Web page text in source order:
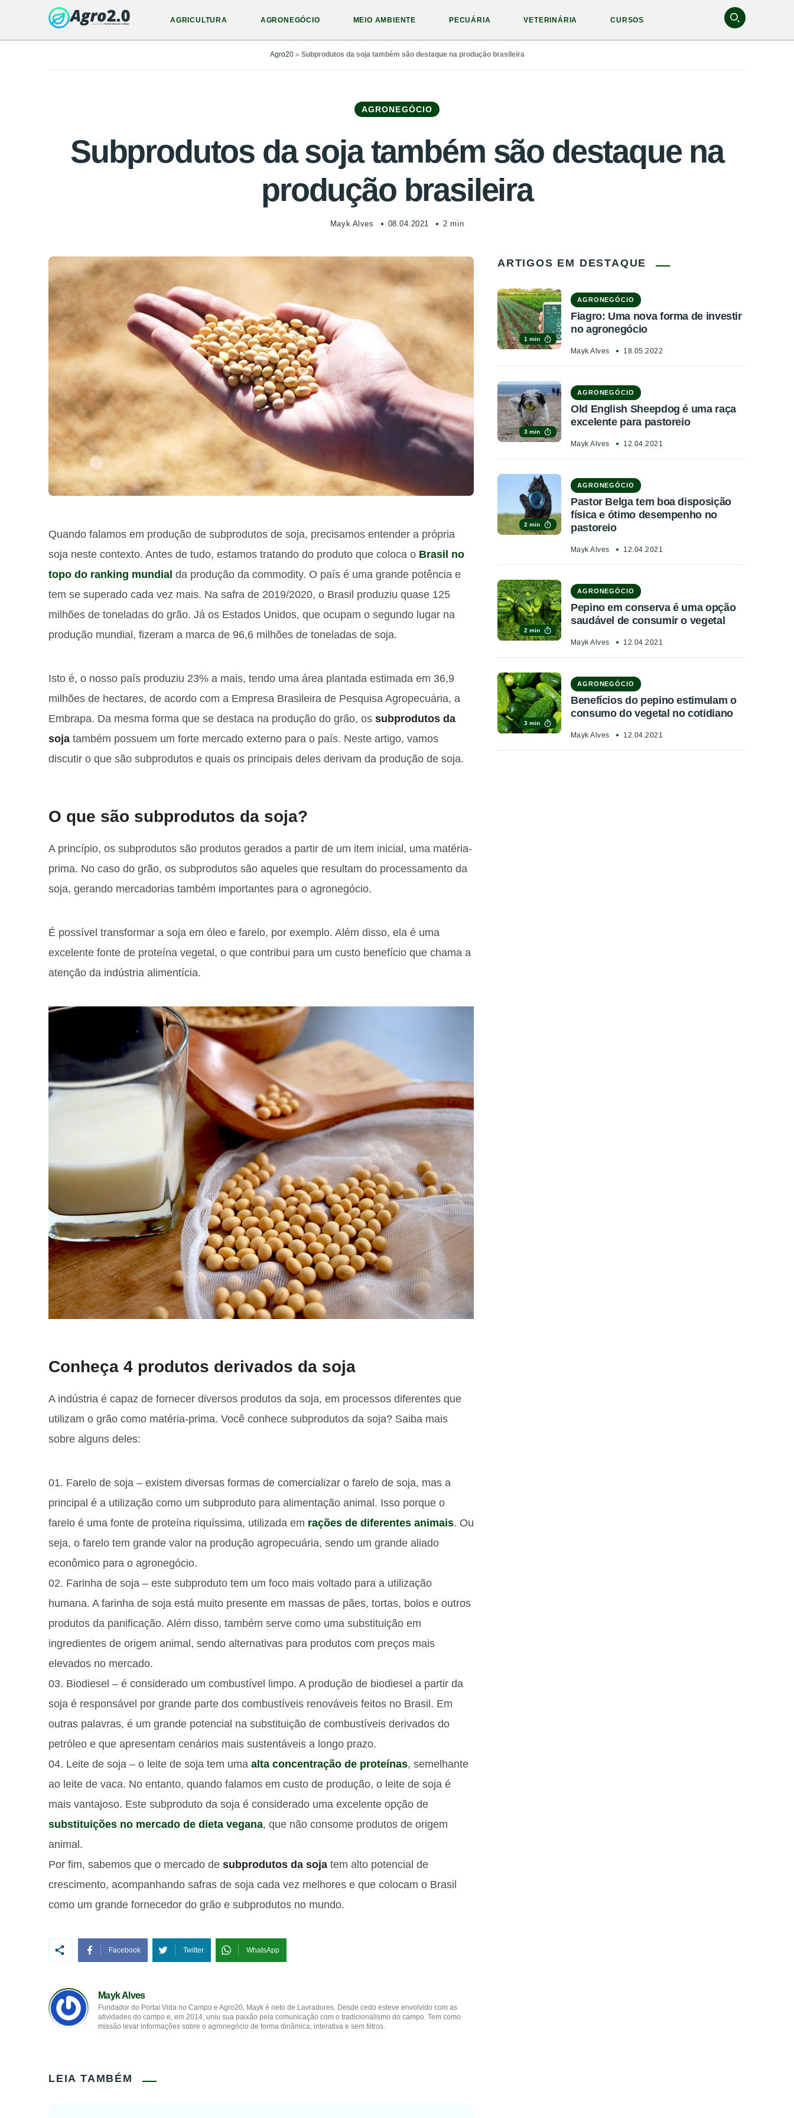
AGRICULTURA AGRONEGÓCIO MEIO AMBIENTE PECUÁRIA VETERINÁRIA CURSOS
Agro20» Subprodutos da soja também são destaque na produção brasileira
AGRONEGÓCIO
Subprodutos da soja também são destaque na
produção brasileira
Mayk Alves 08.04.2021 2 min
Quando falamos em produção de subprodutos de soja, precisamos entender a própria
soja neste contexto. Antes de tudo, estamos tratando do produto que coloca o Brasil no
topo do ranking mundial da produção da commodity. O país é uma grande potência e
tem se superado cada vez mais. Na safra de 2019/2020, o Brasil produziu quase 125
milhões de toneladas do grão. Já os Estados Unidos, que ocupam o segundo lugar na
produção mundial, fizeram a marca de 96,6 milhões de toneladas de soja.
Isto é, o nosso país produziu 23% a mais, tendo uma área plantada estimada em 36,9
milhões de hectares, de acordo com a Empresa Brasileira de Pesquisa Agropecuária, a
Embrapa. Da mesma forma que se destaca na produção do grão, os subprodutos da
soja também possuem um forte mercado externo para o país. Neste artigo, vamos
discutir o que são subprodutos e quais os principais deles derivam da produção de soja.
O que são subprodutos da soja?
A princípio, os subprodutos são produtos gerados a partir de um item inicial, uma matéria-
prima. No caso do grão, os subprodutos são aqueles que resultam do processamento da
soja, gerando mercadorias também importantes para o agronegócio.
É possível transformar a soja em óleo e farelo, por exemplo. Além disso, ela é uma
excelente fonte de proteína vegetal, o que contribui para um custo benefício que chama a
atenção da indústria alimentícia.
Conheça 4 produtos derivados da soja
A indústria é capaz de fornecer diversos produtos da soja, em processos diferentes que
utilizam o grão como matéria-prima. Você conhece subprodutos da soja? Saiba mais
sobre alguns deles:
Farelo de soja – existem diversas formas de comercializar o farelo de soja, mas a
principal é a utilização como um subproduto para alimentação animal. Isso porque o
farelo é uma fonte de proteína riquíssima, utilizada em rações de diferentes animais. Ou
seja, o farelo tem grande valor na produção agropecuária, sendo um grande aliado
econômico para o agronegócio.
Farinha de soja – este subproduto tem um foco mais voltado para a utilização
humana. A farinha de soja está muito presente em massas de pães, tortas, bolos e outros
produtos da panificação. Além disso, também serve como uma substituição em
ingredientes de origem animal, sendo alternativas para produtos com preços mais
elevados no mercado.
Biodiesel – é considerado um combustível limpo. A produção de biodiesel a partir da
soja é responsável por grande parte dos combustíveis renováveis feitos no Brasil. Em
outras palavras, é um grande potencial na substituição de combustíveis derivados do
petróleo e que apresentam cenários mais sustentáveis a longo prazo.
Leite de soja – o leite de soja tem uma alta concentração de proteínas, semelhante
ao leite de vaca. No entanto, quando falamos em custo de produção, o leite de soja é
mais vantajoso. Este subproduto da soja é considerado uma excelente opção de
substituições no mercado de dieta vegana, que não consome produtos de origem
animal.
Por fim, sabemos que o mercado de subprodutos da soja tem alto potencial de
crescimento, acompanhando safras de soja cada vez melhores e que colocam o Brasil
como um grande fornecedor do grão e subprodutos no mundo.
Facebook Twitter WhatsApp
Mayk Alves
Fundador do Portal Vida no Campo e Agro20, Mayk é neto de Lavradores. Desde cedo esteve envolvido com as
atividades do campo e, em 2014, uniu sua paixão pela comunicação com o tradicionalismo do campo. Tem como
missão levar informações sobre o agronegócio de forma dinâmica, interativa e sem filtros.
LEIA TAMBÉM
ARTIGOS EM DESTAQUE
1 min
AGRONEGÓCIO
Fiagro: Uma nova forma de investir
no agronegócio
Mayk Alves 18.05.2022
3 min
AGRONEGÓCIO
Old English Sheepdog é uma raça
excelente para pastoreio
Mayk Alves 12.04.2021
2 min
AGRONEGÓCIO
Pastor Belga tem boa disposição
física e ótimo desempenho no
pastoreio
Mayk Alves 12.04.2021
2 min
AGRONEGÓCIO
Pepino em conserva é uma opção
saudável de consumir o vegetal
Mayk Alves 12.04.2021
3 min
AGRONEGÓCIO
Benefícios do pepino estimulam o
consumo do vegetal no cotidiano
Mayk Alves 12.04.2021